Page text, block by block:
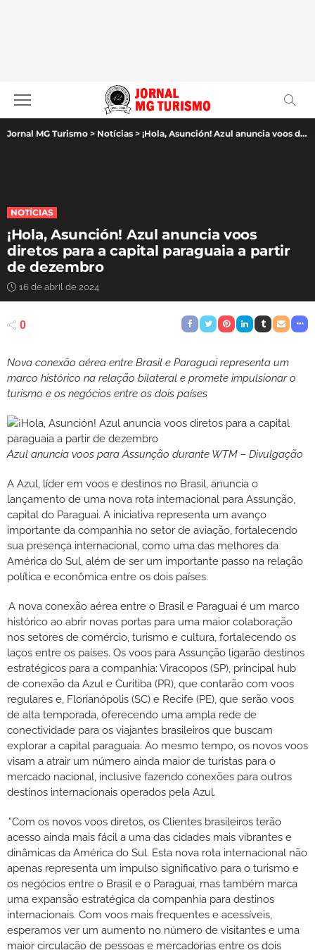
Jornal MG Turismo > Notícias > ¡Hola, Asunción! Azul anuncia voos diretos para a capital paraguaia a partir de dezembro
NOTÍCIAS
¡Hola, Asunción! Azul anuncia voos
diretos para a capital paraguaia a partir
de dezembro
16 de abril de 2024
0
Nova conexão aérea entre Brasil e Paraguai representa um
marco histórico na relação bilateral e promete impulsionar o
turismo e os negócios entre os dois países
Azul anuncia voos para Assunção durante WTM – Divulgação
A Azul, líder em voos e destinos no Brasil, anuncia o
lançamento de uma nova rota internacional para Assunção,
capital do Paraguai. A iniciativa representa um avanço
importante da companhia no setor de aviação, fortalecendo
sua presença internacional, como uma das melhores da
América do Sul, além de ser um importante passo na relação
política e econômica entre os dois países.
A nova conexão aérea entre o Brasil e Paraguai é um marco
histórico ao abrir novas portas para uma maior colaboração
nos setores de comércio, turismo e cultura, fortalecendo os
laços entre os países. Os voos para Assunção ligarão destinos
estratégicos para a companhia: Viracopos (SP), principal hub
de conexão da Azul e Curitiba (PR), que contarão com voos
regulares e, Florianópolis (SC) e Recife (PE), que serão voos
de alta temporada, oferecendo uma ampla rede de
conectividade para os viajantes brasileiros que buscam
explorar a capital paraguaia. Ao mesmo tempo, os novos voos
visam a atrair um número ainda maior de turistas para o
mercado nacional, inclusive fazendo conexões para outros
destinos internacionais operados pela Azul.
”Com os novos voos diretos, os Clientes brasileiros terão
acesso ainda mais fácil a uma das cidades mais vibrantes e
dinâmicas da América do Sul. Esta nova rota internacional não
apenas representa um impulso significativo para o turismo e
os negócios entre o Brasil e o Paraguai, mas também marca
uma expansão estratégica da companhia para destinos
internacionais. Com voos mais frequentes e acessíveis,
esperamos ver um aumento no número de visitantes e uma
maior circulação de pessoas e mercadorias entre os dois